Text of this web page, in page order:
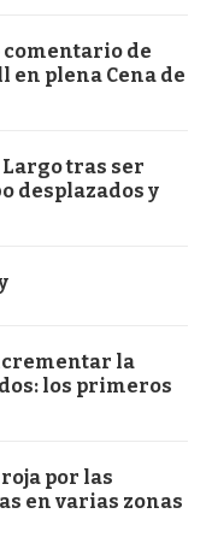
comentario de
en plena Cena de
tras ser
desplazados y
la
los primeros
por las
en varias zonas